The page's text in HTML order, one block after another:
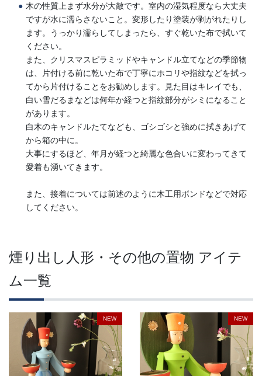
木の性質上まず水分が大敵です。室内の湿気程度なら大丈夫
ですが水に濡らさないこと。変形したり塗装が剥がれたりし
ます。うっかり濡らしてしまったら、すぐ乾いた布で拭いて
ください。
また、クリスマスピラミッドやキャンドル立てなどの季節物
は、片付ける前に乾いた布で丁寧にホコリや指紋などを拭っ
てから片付けることをお勧めします。見た目はキレイでも、
白い雪だるまなどは何年か経つと指紋部分がシミになること
があります。
白木のキャンドルたてなども、ゴシゴシと強めに拭きあげて
から箱の中に。
大事にするほど、年月が経つと綺麗な色合いに変わってきて
愛着も湧いてきます。
また、接着については前述のように木工用ボンドなどで対応
してください。
煙り出し人形・その他の置物 アイテ
ム一覧
NEW NEW